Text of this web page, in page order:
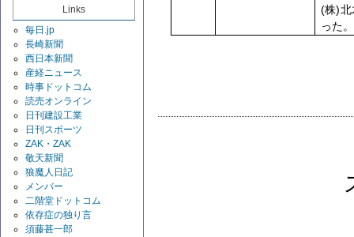
Links
毎日.jp
長崎新聞
西日本新聞
産経ニュース
時事ドットコム
読売オンライン
日刊建設工業
日刊スポーツ
ZAK・ZAK
敬天新聞
狼魔人日記
メンバー
二階堂ドットコム
依存症の独り言
須藤甚一郎
(株)北
った。